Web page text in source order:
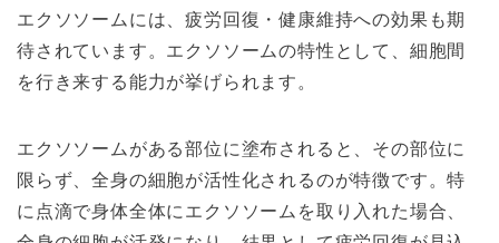
エクソソームには、疲労回復・健康維持への効果も期
待されています。エクソソームの特性として、細胞間
を行き来する能力が挙げられます。
エクソソームがある部位に塗布されると、その部位に
限らず、全身の細胞が活性化されるのが特徴です。特
に点滴で身体全体にエクソソームを取り入れた場合、